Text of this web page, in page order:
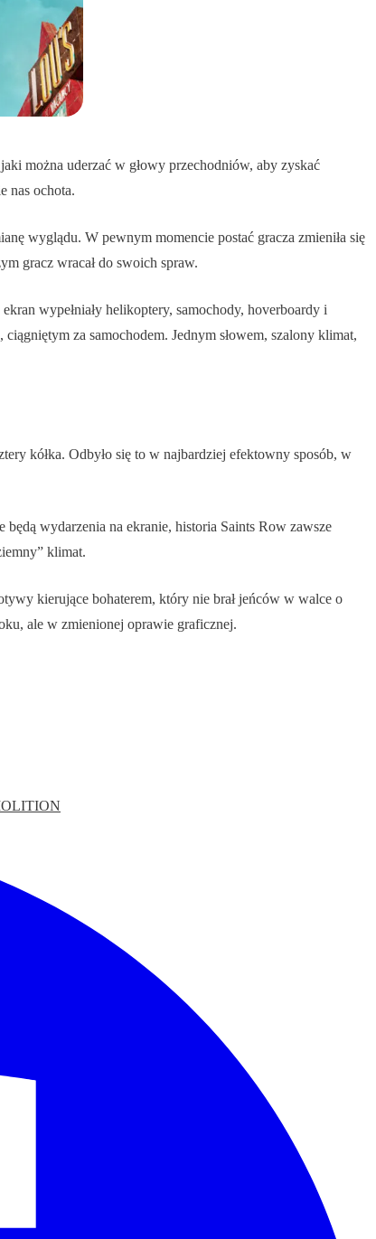
można uderzać w głowy przechodniów, aby zyskać
nas ochota.
wyglądu. W pewnym momencie postać gracza zmieniła się
gracz wracał do swoich spraw.
wypełniały helikoptery, samochody, hoverboardy i
za samochodem. Jednym słowem, szalony klimat,
kółka. Odbyło się to w najbardziej efektowny sposób, w
wydarzenia na ekranie, historia Saints Row zawsze
klimat.
kierujące bohaterem, który nie brał jeńców w walce o
ale w zmienionej oprawie graficznej.